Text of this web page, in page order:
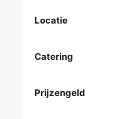
Locatie
Catering
Prijzengeld